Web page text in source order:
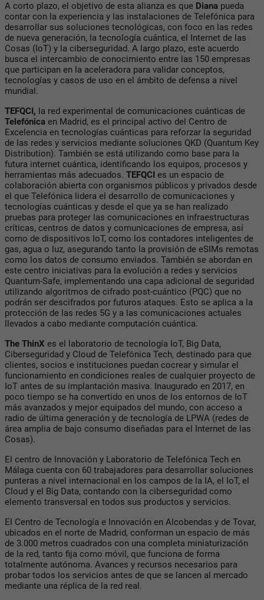
A corto plazo, el objetivo de esta alianza es que Diana pueda
contar con la experiencia y las instalaciones de Telefónica para
desarrollar sus soluciones tecnológicas, con foco en las redes
de nueva generación, la tecnología cuántica, el Internet de las
Cosas (IoT) y la ciberseguridad. A largo plazo, este acuerdo
busca el intercambio de conocimiento entre las 150 empresas
que participan en la aceleradora para validar conceptos,
tecnologías y casos de uso en el ámbito de defensa a nivel
mundial.
TEFQCI, la red experimental de comunicaciones cuánticas de
Telefónica en Madrid, es el principal activo del Centro de
Excelencia en tecnologías cuánticas para reforzar la seguridad
de las redes y servicios mediante soluciones QKD (Quantum Key
Distribution). También se está utilizando como base para la
futura internet cuántica, identificando los equipos, procesos y
herramientas más adecuados. TEFQCI es un espacio de
colaboración abierta con organismos públicos y privados desde
el que Telefónica lidera el desarrollo de comunicaciones y
tecnologías cuánticas y desde el que ya se han realizado
pruebas para proteger las comunicaciones en infraestructuras
críticas, centros de datos y comunicaciones de empresa, así
como de dispositivos IoT, como los contadores inteligentes de
gas, agua o luz, asegurando tanto la provisión de eSIMs remotas
como los datos de consumo enviados. También se abordan en
este centro iniciativas para la evolución a redes y servicios
Quantum-Safe, implementando una capa adicional de seguridad
utilizando algoritmos de cifrado post-cuántico (PQC) que no
podrán ser descifrados por futuros ataques. Esto se aplica a la
protección de las redes 5G y a las comunicaciones actuales
llevados a cabo mediante computación cuántica.
The ThinX es el laboratorio de tecnología IoT, Big Data,
Ciberseguridad y Cloud de Telefónica Tech, destinado para que
clientes, socios e instituciones puedan cocrear y simular el
funcionamiento en condiciones reales de cualquier proyecto de
IoT antes de su implantación masiva. Inaugurado en 2017, en
poco tiempo se ha convertido en unos de los entornos de IoT
más avanzados y mejor equipados del mundo, con acceso a
radio de última generación y de tecnología de LPWA (redes de
área amplia de bajo consumo diseñadas para el Internet de las
Cosas).
El centro de Innovación y Laboratorio de Telefónica Tech en
Málaga cuenta con 60 trabajadores para desarrollar soluciones
punteras a nivel internacional en los campos de la IA, el IoT, el
Cloud y el Big Data, contando con la ciberseguridad como
elemento transversal en todos sus productos y servicios.
El Centro de Tecnología e Innovación en Alcobendas y de Tovar,
ubicados en el norte de Madrid, conforman un espacio de más
de 3.000 metros cuadrados con una completa miniaturización
de la red, tanto fija como móvil, que funciona de forma
totalmente autónoma. Avances y recursos necesarios para
probar todos los servicios antes de que se lancen al mercado
mediante una réplica de la red real.